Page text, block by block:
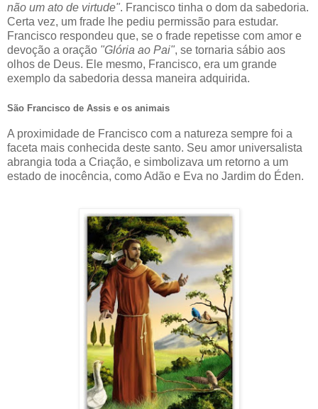
não um ato de virtude". Francisco tinha o dom da sabedoria.
Certa vez, um frade lhe pediu permissão para estudar.
Francisco respondeu que, se o frade repetisse com amor e
devoção a oração "Glória ao Pai", se tornaria sábio aos
olhos de Deus. Ele mesmo, Francisco, era um grande
exemplo da sabedoria dessa maneira adquirida.
São Francisco de Assis e os animais
A proximidade de Francisco com a natureza sempre foi a
faceta mais conhecida deste santo. Seu amor universalista
abrangia toda a Criação, e simbolizava um retorno a um
estado de inocência, como Adão e Eva no Jardim do Éden.